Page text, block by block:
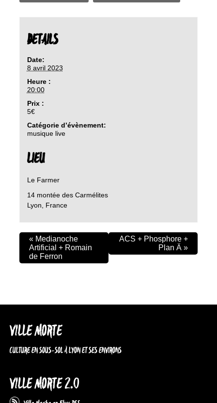
DETAILS
Date:
8 avril 2023
Heure :
20:00
Prix :
5€
Catégorie d’évènement:
musique live
LIEU
Le Farmer
14 montée des Carmélites
Lyon
France
« Medianoche
Artificial + Romain
de Ferron
ACS + Phosphore +
Plan Ä »
VILLE MORTE
CULTURE EN SOUS-SOL À LYON ET SES ENVIRONS
VILLE MORTE 2.0